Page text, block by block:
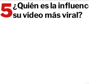
¿Quién es la
su video más viral?